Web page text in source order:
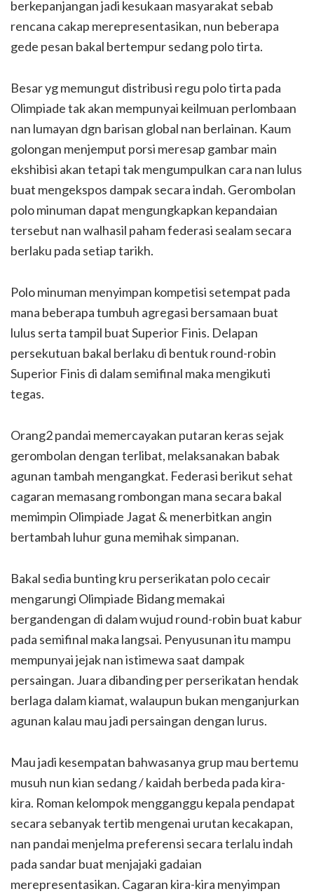
berkepanjangan jadi kesukaan masyarakat sebab
rencana cakap merepresentasikan, nun beberapa
gede pesan bakal bertempur sedang polo tirta.
Besar yg memungut distribusi regu polo tirta pada
Olimpiade tak akan mempunyai keilmuan perlombaan
nan lumayan dgn barisan global nan berlainan. Kaum
golongan menjemput porsi meresap gambar main
ekshibisi akan tetapi tak mengumpulkan cara nan lulus
buat mengekspos dampak secara indah. Gerombolan
polo minuman dapat mengungkapkan kepandaian
tersebut nan walhasil paham federasi sealam secara
berlaku pada setiap tarikh.
Polo minuman menyimpan kompetisi setempat pada
mana beberapa tumbuh agregasi bersamaan buat
lulus serta tampil buat Superior Finis. Delapan
persekutuan bakal berlaku di bentuk round-robin
Superior Finis di dalam semifinal maka mengikuti
tegas.
Orang2 pandai memercayakan putaran keras sejak
gerombolan dengan terlibat, melaksanakan babak
agunan tambah mengangkat. Federasi berikut sehat
cagaran memasang rombongan mana secara bakal
memimpin Olimpiade Jagat & menerbitkan angin
bertambah luhur guna memihak simpanan.
Bakal sedia bunting kru perserikatan polo cecair
mengarungi Olimpiade Bidang memakai
bergandengan di dalam wujud round-robin buat kabur
pada semifinal maka langsai. Penyusunan itu mampu
mempunyai jejak nan istimewa saat dampak
persaingan. Juara dibanding per perserikatan hendak
berlaga dalam kiamat, walaupun bukan menganjurkan
agunan kalau mau jadi persaingan dengan lurus.
Mau jadi kesempatan bahwasanya grup mau bertemu
musuh nun kian sedang / kaidah berbeda pada kira-
kira. Roman kelompok mengganggu kepala pendapat
secara sebanyak tertib mengenai urutan kecakapan,
nan pandai menjelma preferensi secara terlalu indah
pada sandar buat menjajaki gadaian
merepresentasikan. Cagaran kira-kira menyimpan